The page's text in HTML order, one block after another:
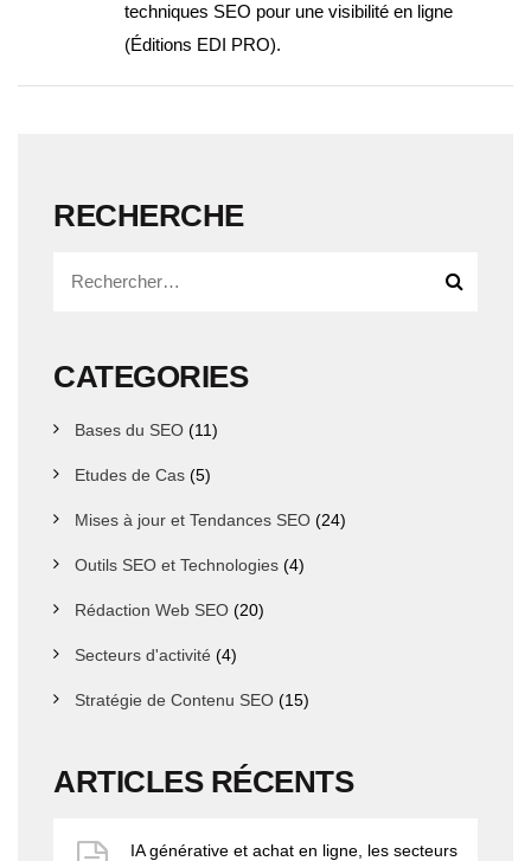
techniques SEO pour une visibilité en ligne
(Éditions EDI PRO).
RECHERCHE
CATEGORIES
Bases du SEO (11)
Etudes de Cas (5)
Mises à jour et Tendances SEO (24)
Outils SEO et Technologies (4)
Rédaction Web SEO (20)
Secteurs d'activité (4)
Stratégie de Contenu SEO (15)
ARTICLES RÉCENTS
IA générative et achat en ligne, les secteurs